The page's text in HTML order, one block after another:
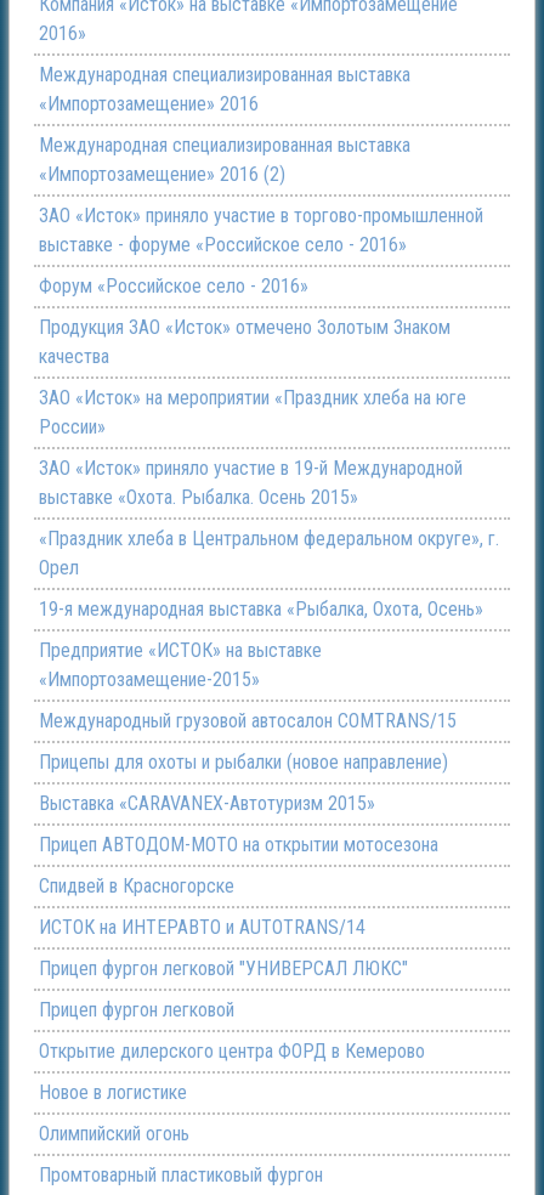
Компания «Исток» на выставке «Импортозамещение
2016»
Международная специализированная выставка
«Импортозамещение» 2016
Международная специализированная выставка
«Импортозамещение» 2016 (2)
ЗАО «Исток» приняло участие в торгово-промышленной
выставке - форуме «Российское село - 2016»
Форум «Российское село - 2016»
Продукция ЗАО «Исток» отмечено Золотым Знаком
качества
ЗАО «Исток» на мероприятии «Праздник хлеба на юге
России»
ЗАО «Исток» приняло участие в 19-й Международной
выставке «Охота. Рыбалка. Осень 2015»
«Праздник хлеба в Центральном федеральном округе», г.
Орел
19-я международная выставка «Рыбалка, Охота, Осень»
Предприятие «ИСТОК» на выставке
«Импортозамещение-2015»
Международный грузовой автосалон COMTRANS/15
Прицепы для охоты и рыбалки (новое направление)
Выставка «CARAVANEX-Автотуризм 2015»
Прицеп АВТОДОМ-МОТО на открытии мотосезона
Спидвей в Красногорске
ИСТОК на ИНТЕРАВТО и AUTOTRANS/14
Прицеп фургон легковой "УНИВЕРСАЛ ЛЮКС"
Прицеп фургон легковой
Открытие дилерского центра ФОРД в Кемерово
Новое в логистике
Олимпийский огонь
Промтоварный пластиковый фургон